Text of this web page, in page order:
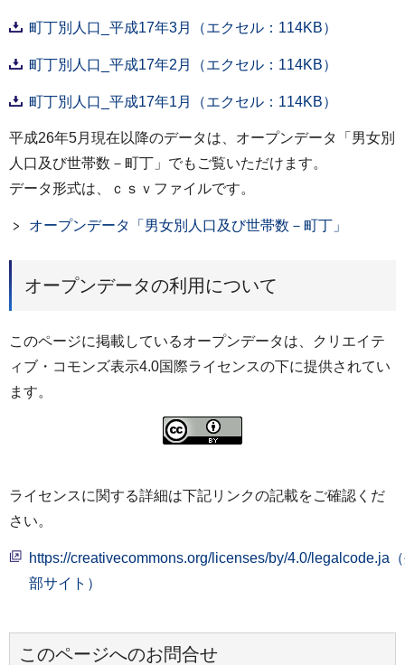
町丁別人口_平成17年3月（エクセル：114KB）
町丁別人口_平成17年2月（エクセル：114KB）
町丁別人口_平成17年1月（エクセル：114KB）
平成26年5月現在以降のデータは、オープンデータ「男女別
人口及び世帯数－町丁」でもご覧いただけます。
データ形式は、ｃｓｖファイルです。
オープンデータ「男女別人口及び世帯数－町丁」
オープンデータの利用について
このページに掲載しているオープンデータは、クリエイテ
ィブ・コモンズ表示4.0国際ライセンスの下に提供されてい
ます。
ライセンスに関する詳細は下記リンクの記載をご確認くだ
さい。
https://creativecommons.org/licenses/by/4.0/legalcode.ja
部サイト）
このページへのお問合せ